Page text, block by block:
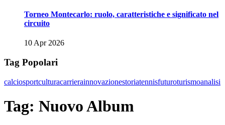
Torneo Montecarlo: ruolo, caratteristiche e significato nel
circuito
10 Apr 2026
Tag Popolari
calciosportculturacarrierainnovazionestoriatennisfuturoturismoanalisi
Tag: Nuovo Album